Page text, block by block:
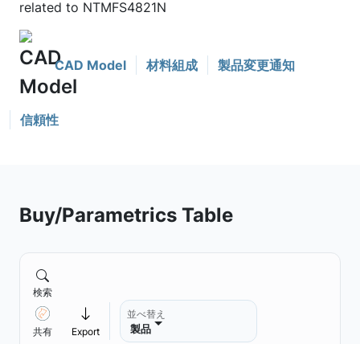
related to NTMFS4821N
CAD Model 材料組成 製品変更通知
信頼性
Buy/Parametrics Table
検索
共有 Export
並べ替え
製品